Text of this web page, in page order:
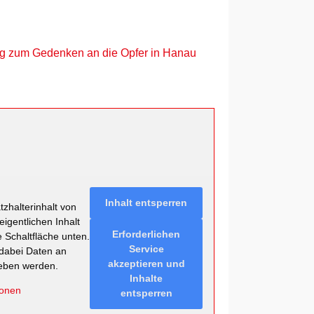
zum Gedenken an die Opfer in Hanau
von
Inhalt
unten.
Daten an
werden.
Inhalt entsperren
Erforderlichen
Service
akzeptieren und
Inhalte
entsperren